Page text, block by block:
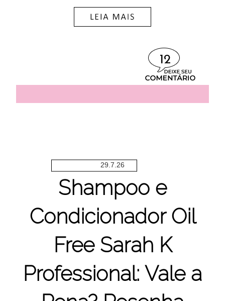
12
29.7.26
Shampoo e
Condicionador Oil
Free Sarah K
Professional: Vale a